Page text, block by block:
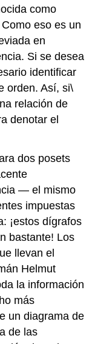
como
Como eso es un
en
Si se desea
identificar
orden. Así, si\
relación de
denotar el
dos posets
— el mismo
impuestas
¡estos dígrafos
bastante! Los
llevan el
Helmut
la información
más
un diagrama de
de las